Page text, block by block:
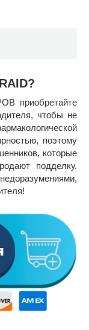
приобретайте
чтобы не
поэтому
которые
подделку.